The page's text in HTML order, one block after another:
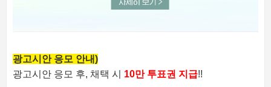
광고시안 응모 안내)
광고시안 응모 후, 채택 시 10만 투표권 지급!!